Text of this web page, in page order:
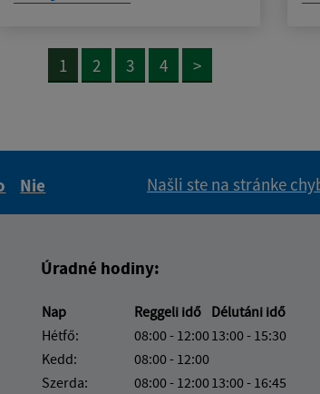
1 2 3 4 >
Nie
Našli ste na stránke
Úradné hodiny:
Nap Reggeli idő Délutáni idő
Hétfő:
08:00 - 12:0013:00 - 15:30
Kedd:
08:00 - 12:00
Szerda:
08:00 - 12:0013:00 - 16:45